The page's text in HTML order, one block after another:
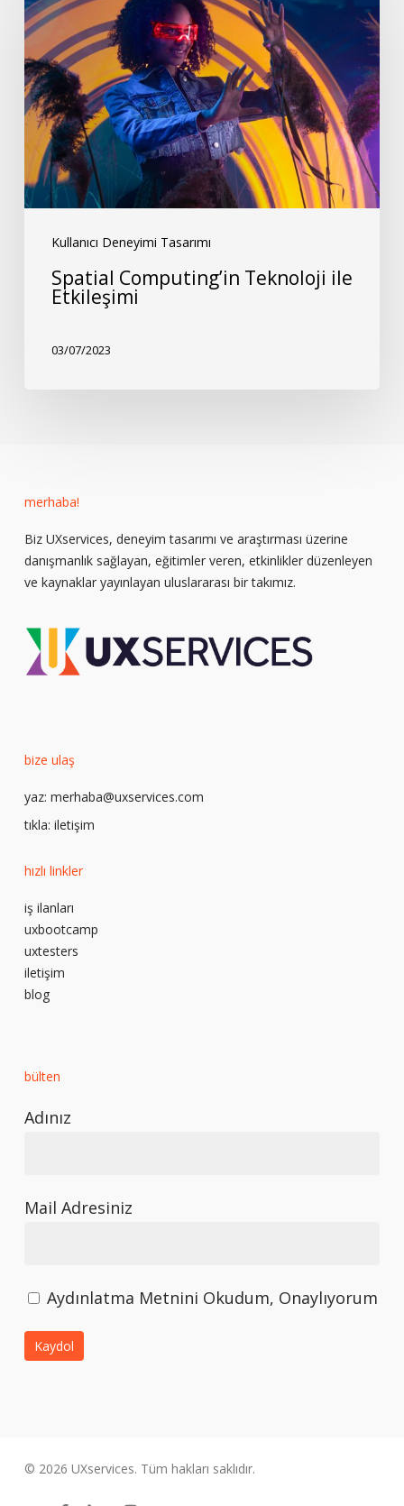
Kullanıcı Deneyimi Tasarımı
Computing’in
Teknoloji
ile
Etkileşimi
Spatial Computing’in Teknoloji ile
Etkileşimi
03/07/2023
merhaba!
Biz UXservices, deneyim tasarımı ve araştırması üzerine
danışmanlık sağlayan, eğitimler veren, etkinlikler düzenleyen
ve kaynaklar yayınlayan uluslararası bir takımız.
bize ulaş
yaz: merhaba@uxservices.com
tıkla: iletişim
hızlı linkler
iş ilanları
uxbootcamp
uxtesters
iletişim
blog
bülten
Adınız
Mail Adresiniz
Aydınlatma Metnini Okudum, Onaylıyorum
© 2026 UXservices. Tüm hakları saklıdır.